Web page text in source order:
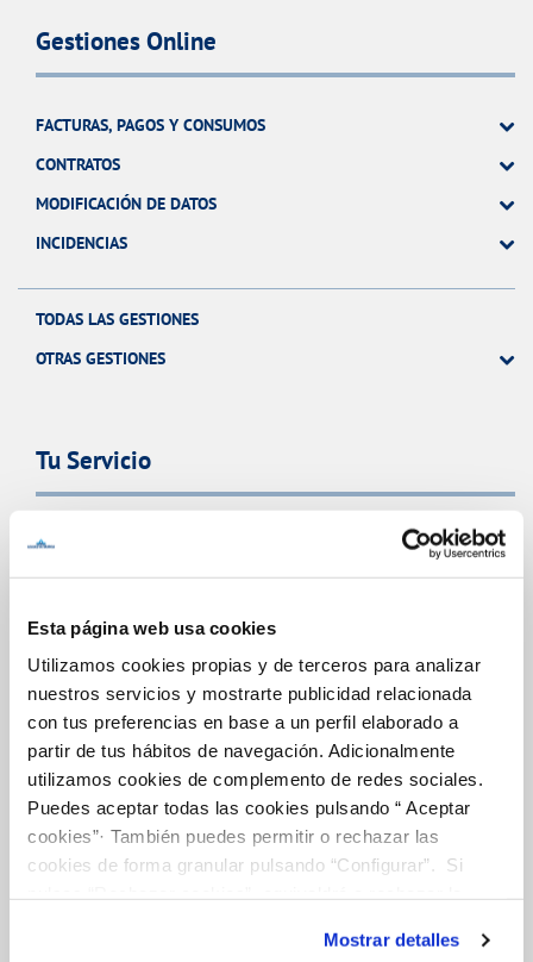
Esta página web usa cookies
Utilizamos cookies propias y de terceros para analizar
nuestros servicios y mostrarte publicidad relacionada
con tus preferencias en base a un perfil elaborado a
partir de tus hábitos de navegación. Adicionalmente
utilizamos cookies de complemento de redes sociales.
Puedes aceptar todas las cookies pulsando “ Aceptar
cookies”· También puedes permitir o rechazar las
cookies de forma granular pulsando “Configurar”. Si
son indispensables para que el sitio web funcione y que
Mostrar detalles
Gestiones Online
FACTURAS, PAGOS Y CONSUMOS
CONTRATOS
MODIFICACIÓN DE DATOS
INCIDENCIAS
TODAS LAS GESTIONES
OTRAS GESTIONES
Tu Servicio
FACTURAS Y PRECIOS
ATENCIÓN AL CLIENTE
COMPROMISO DE SERVICIO
Tu Agua
NUESTRO PAPEL EN EL CICLO URBANO
CALIDAD